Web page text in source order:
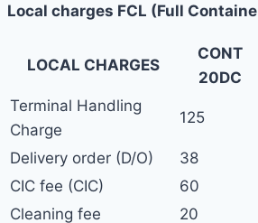
Local charges FCL (Full
LOCAL CHARGES
CONT
20DC
Terminal Handling
Charge
125
Delivery order (D/O) 38
CIC fee (CIC)
60
Cleaning fee
20